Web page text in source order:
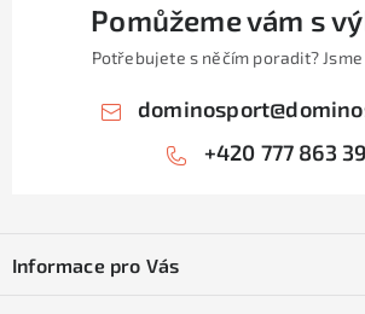
Pomůžeme vám s
Potřebujete s něčím poradit?
dominosport@
+420 777 863
pInformace pro Vás